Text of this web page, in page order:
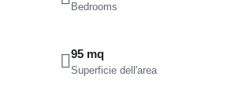
Bedrooms
95 mq
Superficie dell'area